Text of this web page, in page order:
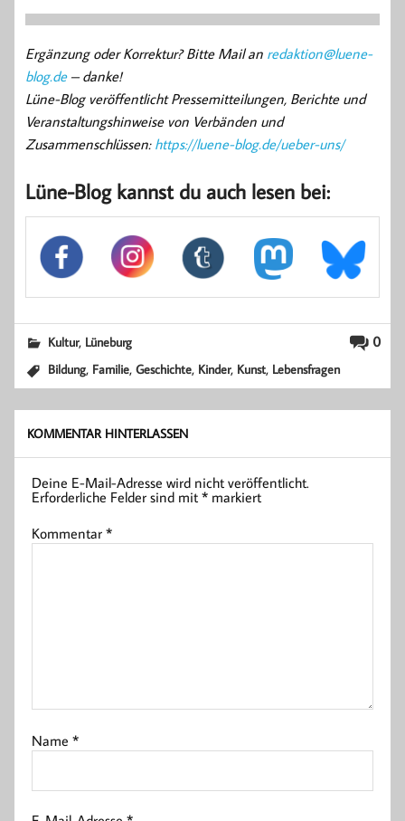
Ergänzung oder Korrektur? Bitte Mail an redaktion@luene-
blog.de– danke!
Lüne-Blog veröffentlicht Pressemitteilungen, Berichte und
Veranstaltungshinweise von Verbänden und
Zusammenschlüssen: https://luene-blog.de/ueber-uns/
Lüne-Blog kannst du auch lesen bei:
0
Kultur, Lüneburg
Bildung, Familie,Geschichte, Kinder, Kunst, Lebensfragen
KOMMENTAR HINTERLASSEN
Deine E-Mail-Adresse wird nicht veröffentlicht.
Erforderliche Felder sind mit* markiert
Kommentar*
Name*